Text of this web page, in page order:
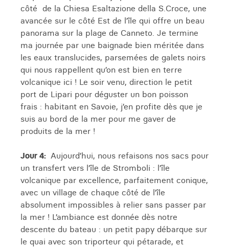
côté de la Chiesa Esaltazione della S.Croce, une
avancée sur le côté Est de l’île qui offre un beau
panorama sur la plage de Canneto. Je termine
ma journée par une baignade bien méritée dans
les eaux translucides, parsemées de galets noirs
qui nous rappellent qu’on est bien en terre
volcanique ici ! Le soir venu, direction le petit
port de Lipari pour déguster un bon poisson
frais : habitant en Savoie, j’en profite dès que je
suis au bord de la mer pour me gaver de
produits de la mer !
Jour 4: Aujourd’hui, nous refaisons nos sacs pour
un transfert vers l’île de Stromboli : l’île
volcanique par excellence, parfaitement conique,
avec un village de chaque côté de l’île
absolument impossibles à relier sans passer par
la mer ! L’ambiance est donnée dès notre
descente du bateau : un petit papy débarque sur
le quai avec son triporteur qui pétarade, et